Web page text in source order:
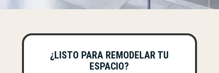
¿LISTO PARA REMODELAR TU
ESPACIO?